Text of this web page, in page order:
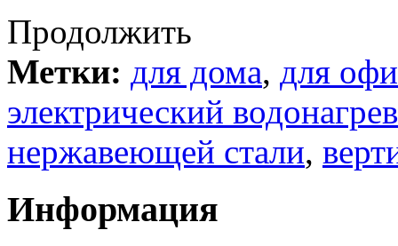
Продолжить
Метки: для дома, для
электрический
нержавеющей стали,
Информация